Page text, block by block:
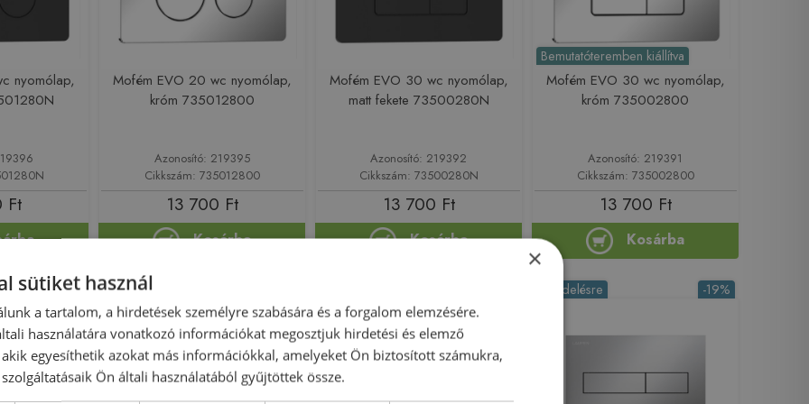
nyomólap,
Ft
Mofém EVO 20 wc nyomólap,
króm 735012800
Azonosító: 219395
Cikkszám: 735012800
13 700 Ft
Kosárba
Mofém EVO 30 wc nyomólap,
matt fekete 73500280N
Azonosító: 219392
Cikkszám: 73500280N
13 700 Ft
Kosárba
Bemutatóteremben kiállítva
Mofém EVO 30 wc nyomólap,
króm 735002800
Azonosító: 219391
Cikkszám: 735002800
13 700 Ft
Kosárba
Rendelésre -19%
Rendelésre
×
sütiket használ
a tartalom, a hirdetések személyre szabására és a forgalom elemzésére.
használatára vonatkozó információkat megosztjuk hirdetési és elemző
egyesíthetik azokat más információkkal, amelyeket Ön biztosított számukra,
Ön általi használatából gyűjtöttek össze.